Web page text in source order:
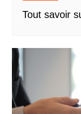
Tout savoir